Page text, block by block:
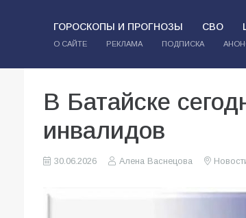
ГОРОСКОПЫ И ПРОГНОЗЫ СВО
О САЙТЕ РЕКЛАМА ПОДПИСКА
В Батайске
инвалидов
30.06.2026 Алена Васнецова